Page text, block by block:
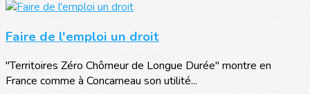
Faire de l'emploi un droit
"Territoires Zéro Chômeur de Longue Durée" montre en
France comme à Concarneau son utilité...